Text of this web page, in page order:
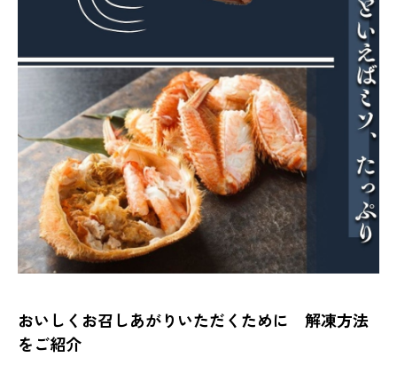
おいしくお召しあがりいただくために 解凍方法
をご紹介